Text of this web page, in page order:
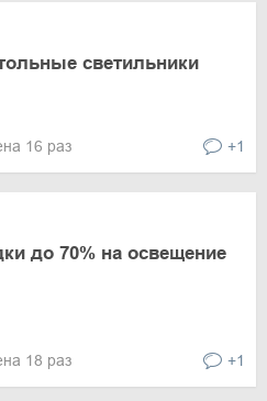
светильники
16 раз +1
до 70% на освещение
18 раз +1